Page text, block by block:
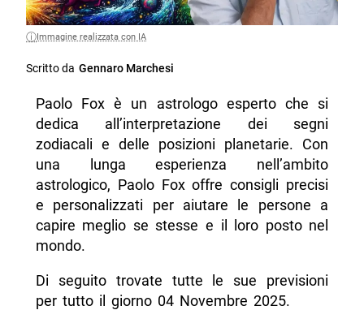
Immagine realizzata con IA
Scritto da Gennaro Marchesi
Paolo Fox è un astrologo esperto che si
dedica all’interpretazione dei segni
zodiacali e delle posizioni planetarie. Con
una lunga esperienza nell’ambito
astrologico, Paolo Fox offre consigli precisi
e personalizzati per aiutare le persone a
capire meglio se stesse e il loro posto nel
mondo.
Di seguito trovate tutte le sue previsioni
per tutto il giorno 04 Novembre 2025.